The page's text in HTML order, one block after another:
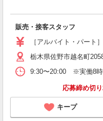
販売・接客スタッフ
［アルバイト・パー
栃木県佐野市越名町
9:30〜20:00 ※実働8時
応募締め切
キープ